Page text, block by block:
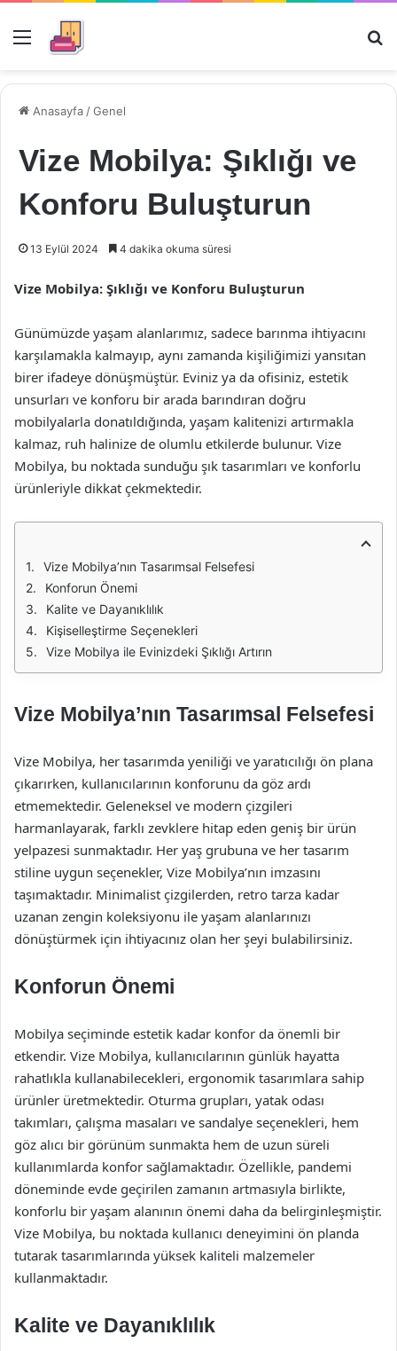
Menü
Anasayfa /Genel
Vize Mobilya: Şıklığı ve
Konforu Buluşturun
13 Eylül 2024 4 dakika okuma süresi
Vize Mobilya: Şıklığı ve Konforu Buluşturun
Günümüzde yaşam alanlarımız, sadece barınma ihtiyacını
karşılamakla kalmayıp, aynı zamanda kişiliğimizi yansıtan
birer ifadeye dönüşmüştür. Eviniz ya da ofisiniz, estetik
unsurları ve konforu bir arada barındıran doğru
mobilyalarla donatıldığında, yaşam kalitenizi artırmakla
kalmaz, ruh halinize de olumlu etkilerde bulunur. Vize
Mobilya, bu noktada sunduğu şık tasarımları ve konforlu
ürünleriyle dikkat çekmektedir.
Vize Mobilya’nın Tasarımsal Felsefesi
Konforun Önemi
Kalite ve Dayanıklılık
Kişiselleştirme Seçenekleri
Vize Mobilya ile Evinizdeki Şıklığı Artırın
Vize Mobilya’nın Tasarımsal Felsefesi
Vize Mobilya, her tasarımda yeniliği ve yaratıcılığı ön plana
çıkarırken, kullanıcılarının konforunu da göz ardı
etmemektedir. Geleneksel ve modern çizgileri
harmanlayarak, farklı zevklere hitap eden geniş bir ürün
yelpazesi sunmaktadır. Her yaş grubuna ve her tasarım
stiline uygun seçenekler, Vize Mobilya’nın imzasını
taşımaktadır. Minimalist çizgilerden, retro tarza kadar
uzanan zengin koleksiyonu ile yaşam alanlarınızı
dönüştürmek için ihtiyacınız olan her şeyi bulabilirsiniz.
Konforun Önemi
Mobilya seçiminde estetik kadar konfor da önemli bir
etkendir. Vize Mobilya, kullanıcılarının günlük hayatta
rahatlıkla kullanabilecekleri, ergonomik tasarımlara sahip
ürünler üretmektedir. Oturma grupları, yatak odası
takımları, çalışma masaları ve sandalye seçenekleri, hem
göz alıcı bir görünüm sunmakta hem de uzun süreli
kullanımlarda konfor sağlamaktadır. Özellikle, pandemi
döneminde evde geçirilen zamanın artmasıyla birlikte,
konforlu bir yaşam alanının önemi daha da belirginleşmiştir.
Vize Mobilya, bu noktada kullanıcı deneyimini ön planda
tutarak tasarımlarında yüksek kaliteli malzemeler
kullanmaktadır.
Kalite ve Dayanıklılık